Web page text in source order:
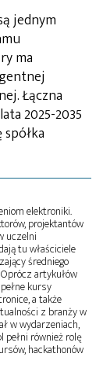
jednym
ma
Łączna
2025-2035
elektroniki.
projektantów
uczelni
tu właściciele
średniego
artykułów
kursy
a także
z branży w
w wydarzeniach,
pełni również rolę
hackathonów